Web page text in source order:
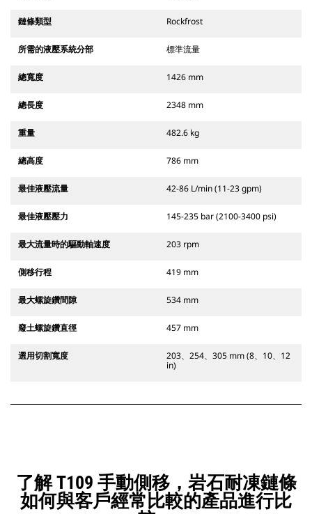
鏈條類型 Rockfrost
所需的液壓系統分部 標準流量
總寬度 1426 mm
總長度 2348 mm
重量 482.6 kg
總高度 786 mm
最佳液壓流量 42-86 L/min (11-23 gpm)
最佳液壓壓力 145-235 bar (2100-3400 psi)
最大流量時的驅動軸速度 203 rpm
側移行程 419 mm
最大螺旋鑽間隙 534 mm
廢土螺旋鑽直徑 457 mm
選用切割寬度
203、254、305 mm (8、10、12
in)
了解 T109 手動側移，岩石耐凍鏈條
如何與客戶經常比較的產品進行比